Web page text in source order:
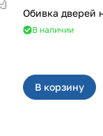
В наличии
В корзину